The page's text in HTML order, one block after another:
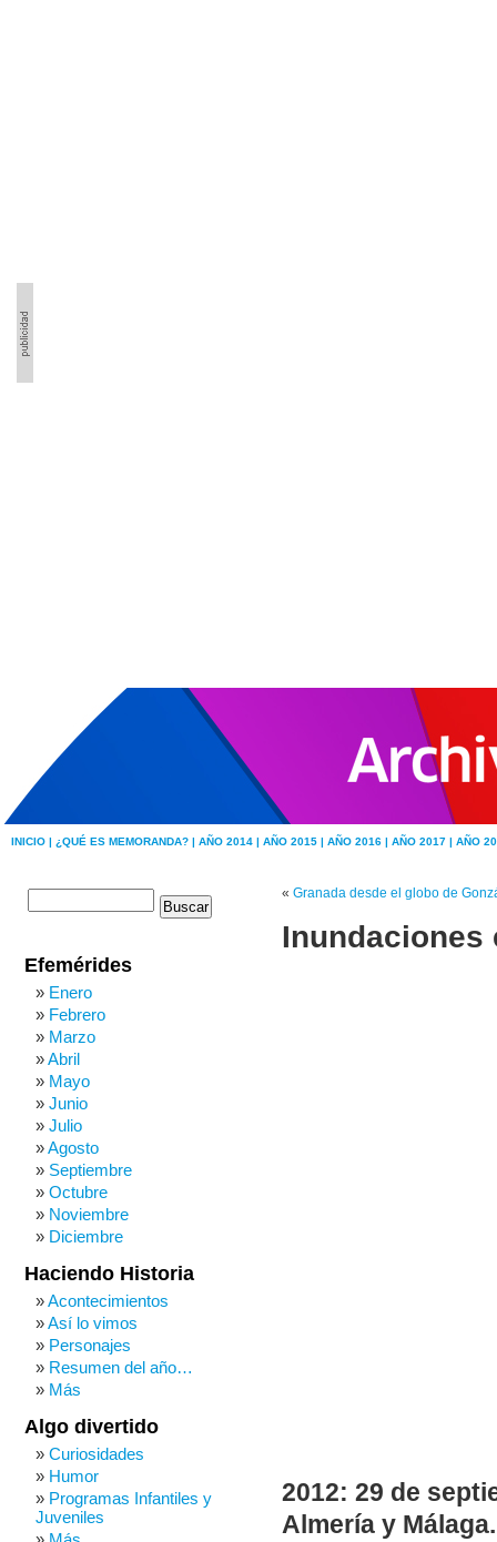
INICIO | ¿QUÉ ES MEMORANDA? | AÑO 2014 | AÑO 2015 | AÑO 2016 | AÑO 2017 | AÑO
« Granada desde el globo de
Inundaciones
2012: 29 de
Almería y Málaga.
Efemérides
Enero
Febrero
Marzo
Abril
Mayo
Junio
Julio
Agosto
Septiembre
Octubre
Noviembre
Diciembre
Haciendo Historia
Acontecimientos
Así lo vimos
Personajes
Resumen del año…
Más
Algo divertido
Curiosidades
Humor
Programas Infantiles y
Juveniles